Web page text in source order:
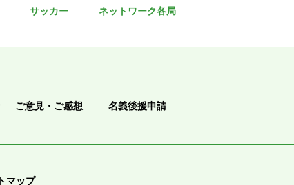
サッカー ネットワーク各局
ご意見・ご感想 名義後援申請
マップ